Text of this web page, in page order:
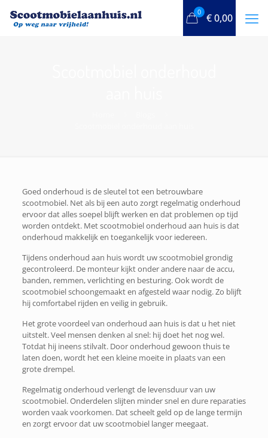
0 €0,00
Goed onderhoud is de sleutel tot een betrouwbare
scootmobiel. Net als bij een auto zorgt regelmatig onderhoud
ervoor dat alles soepel blijft werken en dat problemen op tijd
worden ontdekt. Met scootmobiel onderhoud aan huis is dat
onderhoud makkelijk en toegankelijk voor iedereen.
Tijdens onderhoud aan huis wordt uw scootmobiel grondig
gecontroleerd. De monteur kijkt onder andere naar de accu,
banden, remmen, verlichting en besturing. Ook wordt de
scootmobiel schoongemaakt en afgesteld waar nodig. Zo blijft
hij comfortabel rijden en veilig in gebruik.
Het grote voordeel van onderhoud aan huis is dat u het niet
uitstelt. Veel mensen denken al snel: hij doet het nog wel.
Totdat hij ineens stilvalt. Door onderhoud gewoon thuis te
laten doen, wordt het een kleine moeite in plaats van een
grote drempel.
Regelmatig onderhoud verlengt de levensduur van uw
scootmobiel. Onderdelen slijten minder snel en dure reparaties
worden vaak voorkomen. Dat scheelt geld op de lange termijn
en zorgt ervoor dat uw scootmobiel langer meegaat.